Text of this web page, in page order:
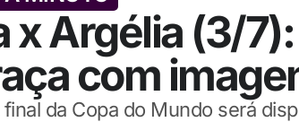
x Argélia (3/
com
final da Copa do Mundo será